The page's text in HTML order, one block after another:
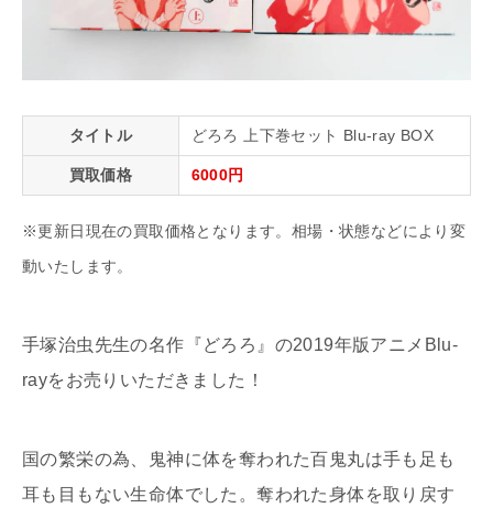
タイトル どろろ 上下巻セット Blu-ray BOX
買取価格 6000円
※更新日現在の買取価格となります。相場・状態などにより変
動いたします。
手塚治虫先生の名作『どろろ』の2019年版アニメBlu-
rayをお売りいただきました！
国の繁栄の為、鬼神に体を奪われた百鬼丸は手も足も
耳も目もない生命体でした。奪われた身体を取り戻す